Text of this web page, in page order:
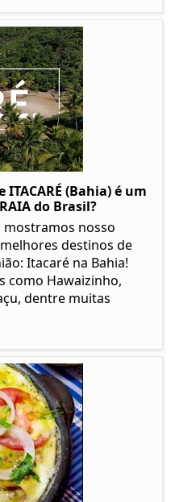
ITACARÉ (Bahia) é um
do Brasil?
mostramos nosso
destinos de
Itacaré na Bahia!
como Hawaizinho,
dentre muitas